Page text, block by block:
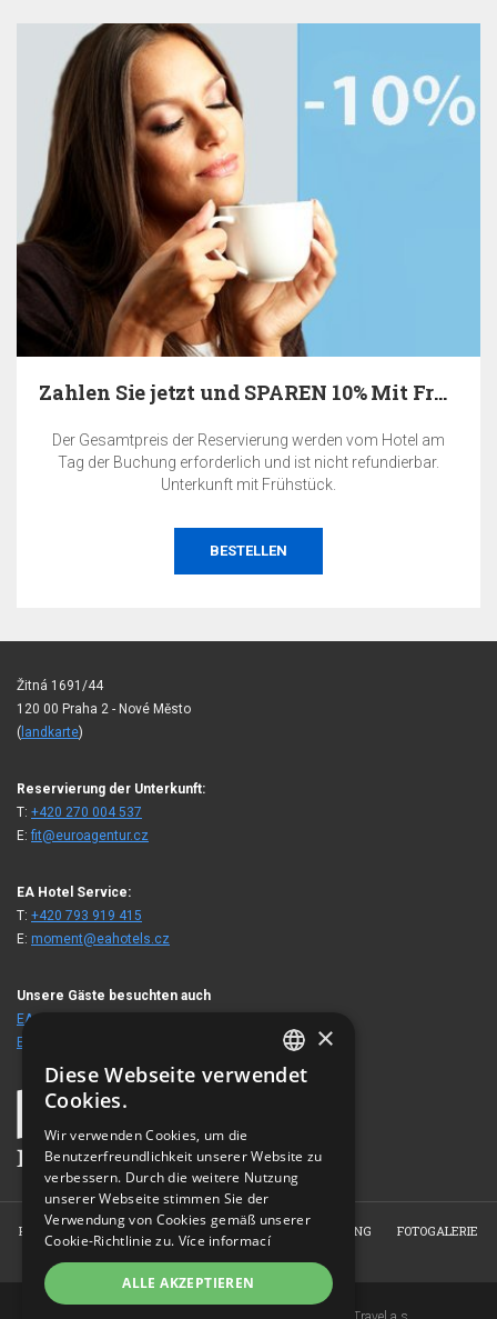
Zahlen Sie jetzt und SPAREN 10% Mit Frühstück
Der Gesamtpreis der Reservierung werden vom Hotel am
Tag der Buchung erforderlich und ist nicht refundierbar.
Unterkunft mit Frühstück.
BESTELLEN
Žitná 1691/44
120 00 Praha 2 - Nové Město
( landkarte)
Reservierung der Unterkunft:
T: +420 270 004 537
E:fit@euroagentur.cz
EA Hotel Service:
T: +420 793 919 415
E: moment@eahotels.cz
Unsere Gäste besuchten auch
EA ApartHotel Melantrich
EA Hotel Victoria
HOME ÜBER DAS HOTEL ZIMMER RESERVIERUNG
FOTOGALERIE
CZECH
GERMAN
×
Diese Webseite verwendet
Cookies.
Wir verwenden Cookies, um die
Benutzerfreundlichkeit unserer Website zu
verbessern. Durch die weitere Nutzung
unserer Webseite stimmen Sie der
Verwendung von Cookies gemäß unserer
Cookie-Richtlinie zu. Více informací
ALLE AKZEPTIEREN